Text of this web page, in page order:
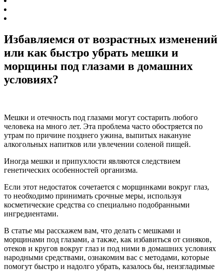
Избавляемся от возрастных изменений
или как быстро убрать мешки и
морщины под глазами в домашних
условиях?
Мешки и отечность под глазами могут состарить любого
человека на много лет. Эта проблема часто обостряется по
утрам по причине позднего ужина, выпитых накануне
алкогольных напитков или увлечении соленой пищей.
Иногда мешки и припухлости являются следствием
генетических особенностей организма.
Если этот недостаток сочетается с морщинками вокруг глаз,
то необходимо принимать срочные меры, используя
косметические средства со специально подобранными
ингредиентами.
В статье мы расскажем вам, что делать с мешками и
морщинами под глазами, а также, как избавиться от синяков,
отеков и кругов вокруг глаз и под ними в домашних условиях
народными средствами, ознакомим вас с методами, которые
помогут быстро и надолго убрать, казалось бы, неизгладимые